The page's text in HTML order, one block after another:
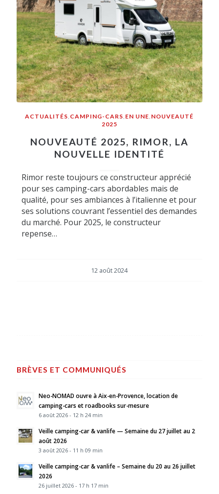
ACTUALITÉS, CAMPING-CARS, EN UNE, NOUVEAUTÉ
2025
NOUVEAUTÉ 2025, RIMOR, LA
NOUVELLE IDENTITÉ
Rimor reste toujours ce constructeur apprécié
pour ses camping-cars abordables mais de
qualité, pour ses ambiances à l’italienne et pour
ses solutions couvrant l’essentiel des demandes
du marché. Pour 2025, le constructeur
repense…
12 août 2024
BRÈVES ET COMMUNIQUÉS
Neo-NOMAD ouvre à Aix-en-Provence, location de
camping-cars et roadbooks sur-mesure
6 août 2026 - 12 h 24 min
Veille camping-car & vanlife — Semaine du 27 juillet au 2
août 2026
3 août 2026 - 11 h 09 min
Veille camping-car & vanlife – Semaine du 20 au 26 juillet
2026
26 juillet 2026 - 17 h 17 min